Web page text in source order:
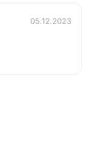
05.12.2023